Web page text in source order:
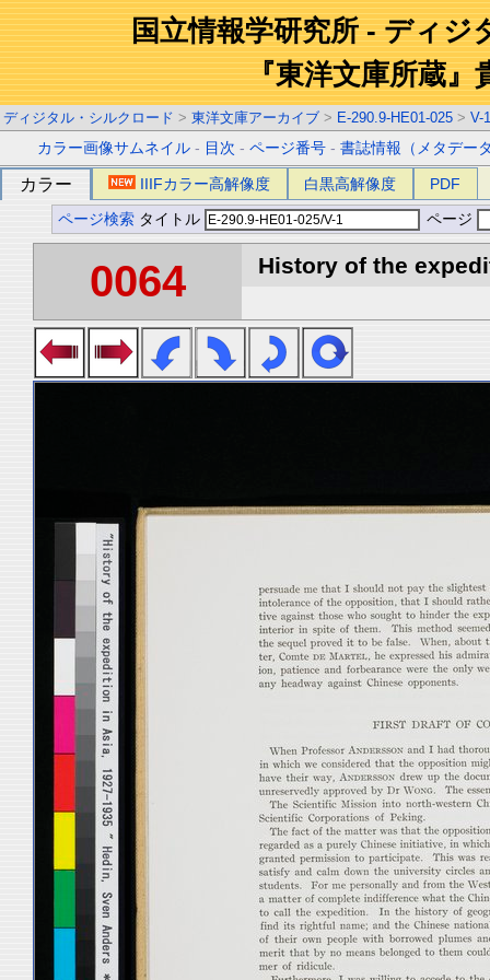
国立情報学研究所 - ディジ
『東洋文庫所蔵』
ディジタル・シルクロード > 東洋文庫アーカイブ > E-290.9-HE01-025 > V-1
カラー画像サムネイル - 目次 -ページ番号 -書誌情報（メタデー
カラー IIIFカラー高解像度 白黒高解像度 PDF
ページ検索 タイトル ページ
0064 History of the